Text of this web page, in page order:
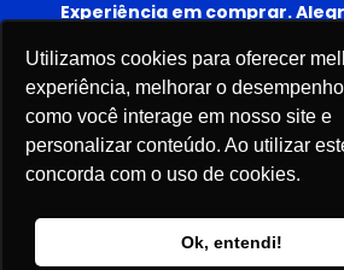
Utilizamos cookies para oferecer
experiência, melhorar o
como você interage em nosso site e
personalizar conteúdo. Ao utilizar
concorda com o uso de cookies.
Ok, entendi!
Experiência em comprar.